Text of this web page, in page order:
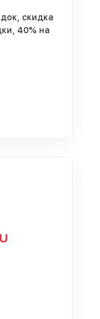
скидка
40% на